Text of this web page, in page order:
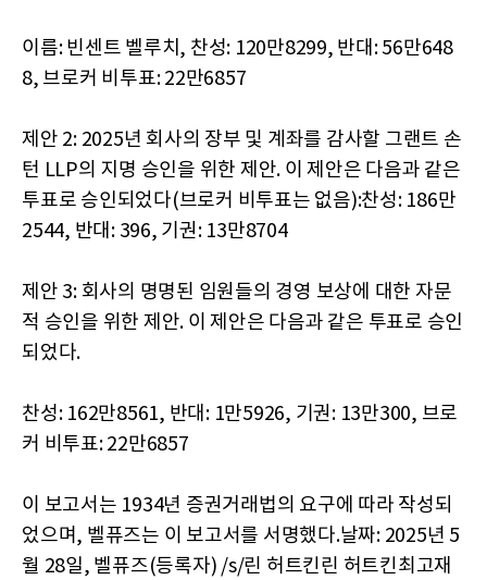
이름: 빈센트 벨루치, 찬성: 120만8299, 반대: 56만648
8, 브로커 비투표: 22만6857
제안 2: 2025년 회사의 장부 및 계좌를 감사할 그랜트 손
턴 LLP의 지명 승인을 위한 제안. 이 제안은 다음과 같은
투표로 승인되었다(브로커 비투표는 없음):찬성: 186만
2544, 반대: 396, 기권: 13만8704
제안 3: 회사의 명명된 임원들의 경영 보상에 대한 자문
적 승인을 위한 제안. 이 제안은 다음과 같은 투표로 승인
되었다.
찬성: 162만8561, 반대: 1만5926, 기권: 13만300, 브로
커 비투표: 22만6857
이 보고서는 1934년 증권거래법의 요구에 따라 작성되
었으며, 벨퓨즈는 이 보고서를 서명했다.날짜: 2025년 5
월 28일, 벨퓨즈(등록자) /s/린 허트킨린 허트킨최고재